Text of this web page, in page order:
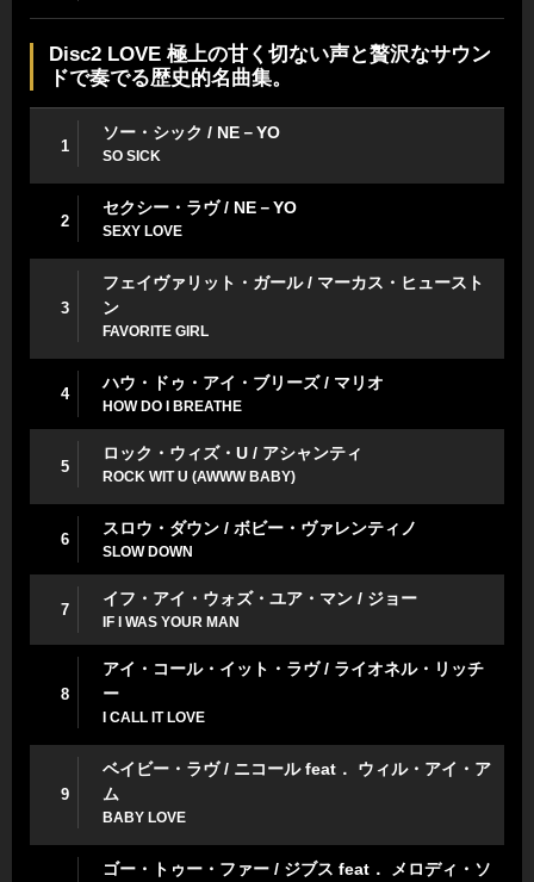
Disc2 LOVE 極上の甘く切ない声と贅沢なサウン
ドで奏でる歴史的名曲集。
1
ソー・シック / NE－YO
SO SICK
2
セクシー・ラヴ / NE－YO
SEXY LOVE
3
フェイヴァリット・ガール / マーカス・ヒュースト
ン
FAVORITE GIRL
4
ハウ・ドゥ・アイ・ブリーズ / マリオ
HOW DO I BREATHE
5
ロック・ウィズ・U / アシャンティ
ROCK WIT U (AWWW BABY)
6
スロウ・ダウン / ボビー・ヴァレンティノ
SLOW DOWN
7
イフ・アイ・ウォズ・ユア・マン / ジョー
IF I WAS YOUR MAN
8
アイ・コール・イット・ラヴ / ライオネル・リッチ
ー
I CALL IT LOVE
9
ベイビー・ラヴ / ニコール feat． ウィル・アイ・ア
ム
BABY LOVE
ゴー・トゥー・ファー / ジブス feat． メロディ・ソ